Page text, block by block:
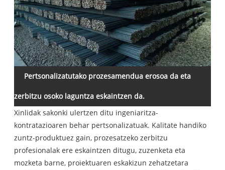
Pertsonalizatutako prozesamendua erosoa da eta
zerbitzu osoko laguntza eskaintzen da.
Xinlidak sakonki ulertzen ditu ingeniaritza-
kontratazioaren behar pertsonalizatuak. Kalitate handiko
zuntz-produktuez gain, prozesatzeko zerbitzu
profesionalak ere eskaintzen ditugu, zuzenketa eta
mozketa barne, proiektuaren eskakizun zehatzetara